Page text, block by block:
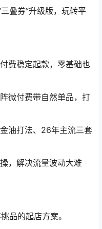
叠券”升级版，玩转平
费稳定起款，零基础也
微付费带自然单品，打
油打法、26年主流三套
，解决流量波动大难
品的起店方案。